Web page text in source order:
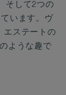
そして2つの
います。ヴ
エステートの
ような趣で